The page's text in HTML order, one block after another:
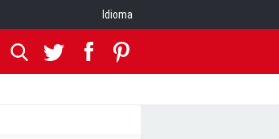
Idioma